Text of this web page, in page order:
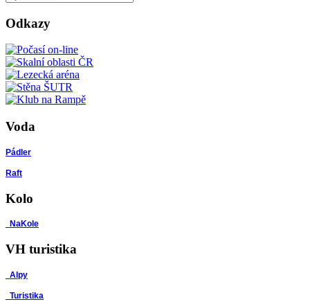
Odkazy
Voda
Pádler
Raft
Kolo
NaKole
VH turistika
Alpy
Turistika